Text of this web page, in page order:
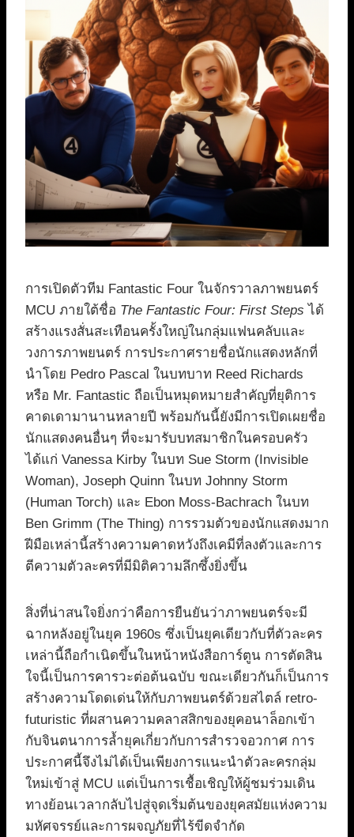
การเปิดตัวทีม Fantastic Four ในจักรวาลภาพยนตร์
MCU ภายใต้ชื่อ The Fantastic Four: First Steps ได้
สร้างแรงสั่นสะเทือนครั้งใหญ่ในกลุ่มแฟนคลับและ
วงการภาพยนตร์ การประกาศรายชื่อนักแสดงหลักที่
นำโดย Pedro Pascal ในบทบาท Reed Richards
หรือ Mr. Fantastic ถือเป็นหมุดหมายสำคัญที่ยุติการ
คาดเดามานานหลายปี พร้อมกันนี้ยังมีการเปิดเผยชื่อ
นักแสดงคนอื่นๆ ที่จะมารับบทสมาชิกในครอบครัว
ได้แก่ Vanessa Kirby ในบท Sue Storm (Invisible
Woman), Joseph Quinn ในบท Johnny Storm
(Human Torch) และ Ebon Moss-Bachrach ในบท
Ben Grimm (The Thing) การรวมตัวของนักแสดงมาก
ฝีมือเหล่านี้สร้างความคาดหวังถึงเคมีที่ลงตัวและการ
ตีความตัวละครที่มีมิติความลึกซึ้งยิ่งขึ้น
สิ่งที่น่าสนใจยิ่งกว่าคือการยืนยันว่าภาพยนตร์จะมี
ฉากหลังอยู่ในยุค 1960s ซึ่งเป็นยุคเดียวกับที่ตัวละคร
เหล่านี้ถือกำเนิดขึ้นในหน้าหนังสือการ์ตูน การตัดสิน
ใจนี้เป็นการคารวะต่อต้นฉบับ ขณะเดียวกันก็เป็นการ
สร้างความโดดเด่นให้กับภาพยนตร์ด้วยสไตล์ retro-
futuristic ที่ผสานความคลาสสิกของยุคอนาล็อกเข้า
กับจินตนาการล้ำยุคเกี่ยวกับการสำรวจอวกาศ การ
ประกาศนี้จึงไม่ได้เป็นเพียงการแนะนำตัวละครกลุ่ม
ใหม่เข้าสู่ MCU แต่เป็นการเชื้อเชิญให้ผู้ชมร่วมเดิน
ทางย้อนเวลากลับไปสู่จุดเริ่มต้นของยุคสมัยแห่งความ
มหัศจรรย์และการผจญภัยที่ไร้ขีดจำกัด